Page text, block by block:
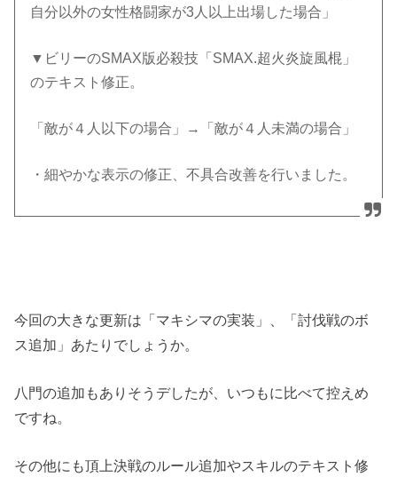
自分以外の女性格闘家が3人以上出場した場合」
▼ビリーのSMAX版必殺技「SMAX.超火炎旋風棍」
のテキスト修正。
「敵が４人以下の場合」→「敵が４人未満の場合」
・細やかな表示の修正、不具合改善を行いました。
今回の大きな更新は「マキシマの実装」、「討伐戦のボ
ス追加」あたりでしょうか。
八門の追加もありそうデしたが、いつもに比べて控えめ
ですね。
その他にも頂上決戦のルール追加やスキルのテキスト修